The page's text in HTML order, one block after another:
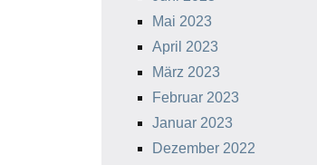
Mai 2023
April 2023
März 2023
Februar 2023
Januar 2023
Dezember 2022